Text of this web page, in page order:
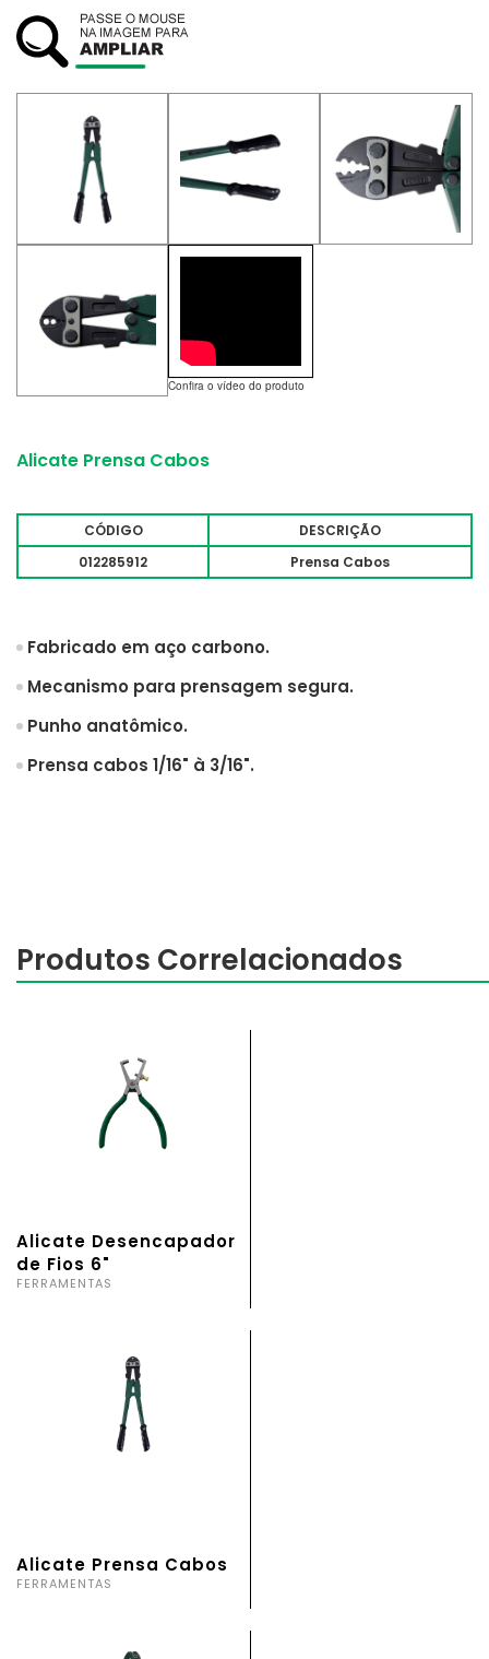
Confira o vídeo do produto
Alicate Prensa Cabos
CÓDIGO
DESCRIÇÃO
012285912
Prensa Cabos
Fabricado em aço carbono.
Mecanismo para prensagem segura.
Punho anatômico.
Prensa cabos 1/16" à 3/16".
Produtos Correlacionados
Alicate Desencapador
de Fios 6"
FERRAMENTAS
Alicate Prensa Cabos
FERRAMENTAS